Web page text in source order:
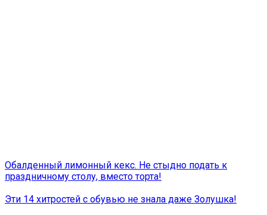
Обалденный лимонный кекс. Не стыдно подать к
праздничному столу, вместо торта!
Эти 14 хитростей с обувью не знала даже Золушка!